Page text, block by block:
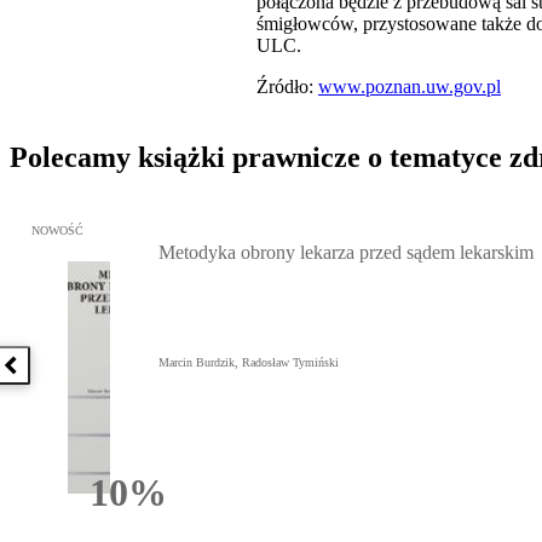
śmigłowców, przystosowane także
ULC.
Źródło: www.poznan.uw.gov.pl
Polecamy książki prawnicze o tematyce
Poprzednia książka
Przejdź do: Metodyka obrony lekarza przed sądem lekarskim,
NOWOŚĆ
10%Rabatu
Metodyka obrony lekarza przed sądem lekarskim
Marcin Burdzik, Radosław Tymiński